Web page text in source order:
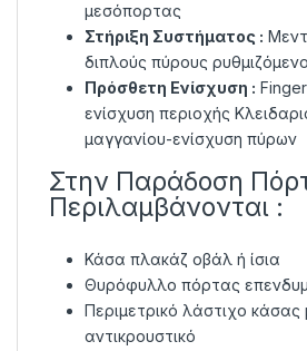
μεσόπορτας
Στήριξη Συστήματος :
διπλούς πύρους
Πρόσθετη Ενίσχυση :
ενίσχυση περιοχής
μαγγανίου-ενίσχυση πύρων
Στην Παράδοση
Περιλαμβάνονται :
Κάσα πλακάζ οβάλ ή ίσια
Θυρόφυλλο πόρτας
Περιμετρικό λάστιχο κάσας
αντικρουστικό